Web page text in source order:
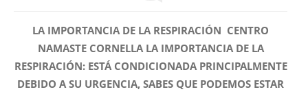
LA IMPORTANCIA DE LA RESPIRACIÓN CENTRO
NAMASTE CORNELLA LA IMPORTANCIA DE LA
RESPIRACIÓN: ESTÁ CONDICIONADA PRINCIPALMENTE
DEBIDO A SU URGENCIA, SABES QUE PODEMOS ESTAR